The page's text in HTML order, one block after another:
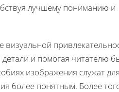
лучшему пониманию и
и помогая читателю
изображения служат для
более понятным. Более